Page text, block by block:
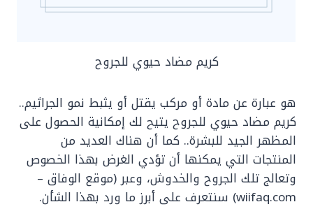
كريم مضاد حيوي للجروح
هو عبارة عن مادة أو مركب يقتل أو يثبط نمو الجراثيم..
كريم مضاد حيوي للجروح يتيح لك إمكانية الحصول على
المظهر الجيد للبشرة.. كما أن هناك العديد من
المنتجات التي يمكنها أن تؤدي الغرض بهذا الخصوص
وتعالج تلك الجروح والخدوش، وعبر (موقع الوفاق –
wiifaq.com) سنتعرف على أبرز ما ورد بهذا الشأن.